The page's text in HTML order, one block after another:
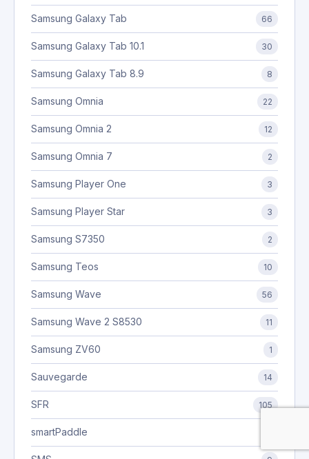
Samsung Galaxy Tab 66
Samsung Galaxy Tab 10.1 30
Samsung Galaxy Tab 8.9 8
Samsung Omnia 22
Samsung Omnia 2 12
Samsung Omnia 7 2
Samsung Player One 3
Samsung Player Star 3
Samsung S7350 2
Samsung Teos 10
Samsung Wave 56
Samsung Wave 2 S8530 11
Samsung ZV60 1
Sauvegarde 14
SFR 105
smartPaddle